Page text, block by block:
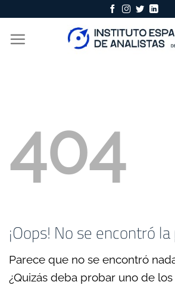
content
404
¡Oops! No se encontró
Parece que no se encontró
¿Quizás deba probar uno de